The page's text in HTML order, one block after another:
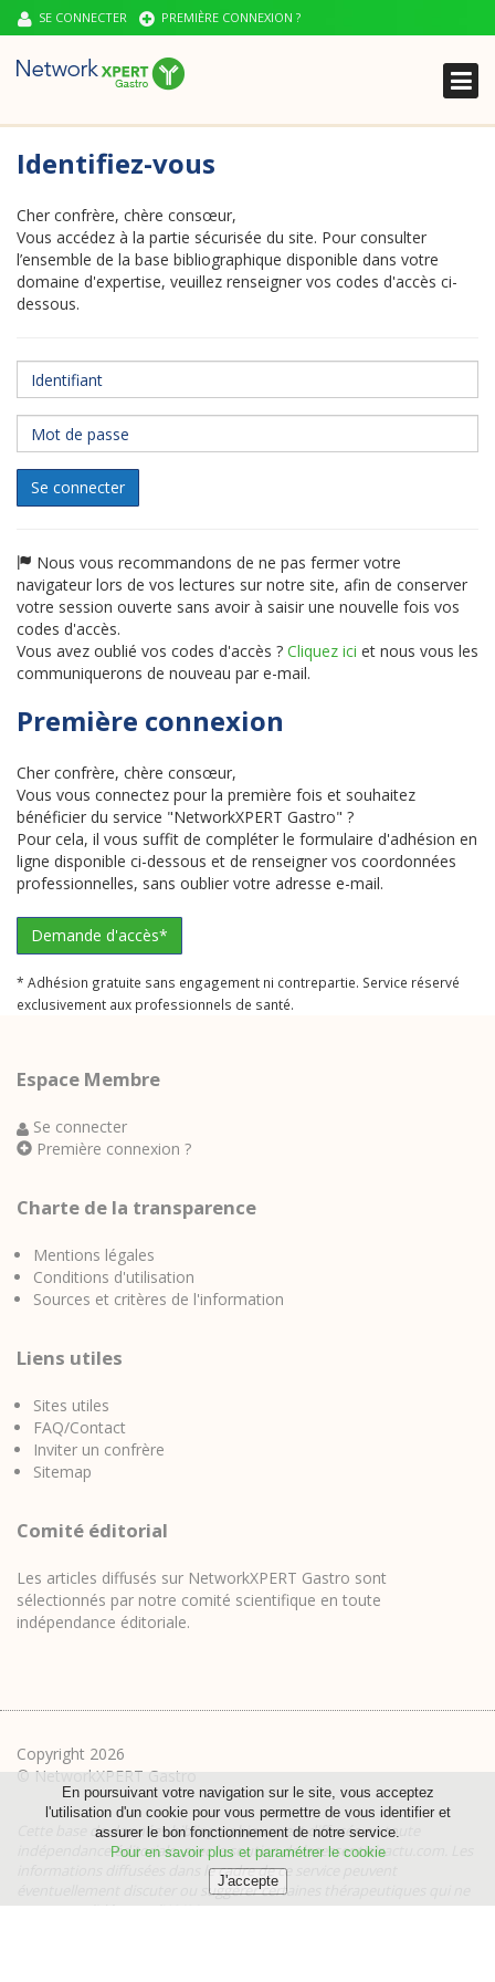
SE CONNECTER PREMIÈRE CONNEXION ?
Identifiez-vous
Cher confrère, chère consœur,
Vous accédez à la partie sécurisée du site. Pour consulter
l’ensemble de la base bibliographique disponible dans votre
domaine d'expertise, veuillez renseigner vos codes d'accès ci-
dessous.
Identifiant
Mot
de
passe
Se connecter
Nous vous recommandons de ne pas fermer votre
navigateur lors de vos lectures sur notre site, afin de conserver
votre session ouverte sans avoir à saisir une nouvelle fois vos
codes d'accès.
Vous avez oublié vos codes d'accès ? Cliquez ici et nous vous les
communiquerons de nouveau par e-mail.
Première connexion
Cher confrère, chère consœur,
Vous vous connectez pour la première fois et souhaitez
bénéficier du service "NetworkXPERT Gastro" ?
Pour cela, il vous suffit de compléter le formulaire d'adhésion en
ligne disponible ci-dessous et de renseigner vos coordonnées
professionnelles, sans oublier votre adresse e-mail.
Demande d'accès*
* Adhésion gratuite sans engagement ni contrepartie. Service réservé
exclusivement aux professionnels de santé.
Espace Membre
Se connecter
Première connexion ?
Charte de la transparence
Mentions légales
Conditions d'utilisation
Sources et critères de l'information
Liens utiles
Sites utiles
FAQ/Contact
Inviter un confrère
Sitemap
Comité éditorial
Les articles diffusés sur NetworkXPERT Gastro sont
sélectionnés par notre comité scientifique en toute
indépendance éditoriale.
Copyright 2026
© NetworkXPERT Gastro
Cette base de données bibliographiques est diffusée en toute
indépendance éditoriale, avec le soutien de lesessentielsactu.com. Les
informations diffusées dans le cadre de ce service peuvent
éventuellement discuter ou suggérer certaines thérapeutiques qui ne
sont pas validées par l'AMM.
En poursuivant votre navigation sur le site, vous acceptez
lʹutilisation dʹun cookie pour vous permettre de vous identifier et
assurer le bon fonctionnement de notre service.
Pour en savoir plus et paramétrer le cookie
MY NETWORK